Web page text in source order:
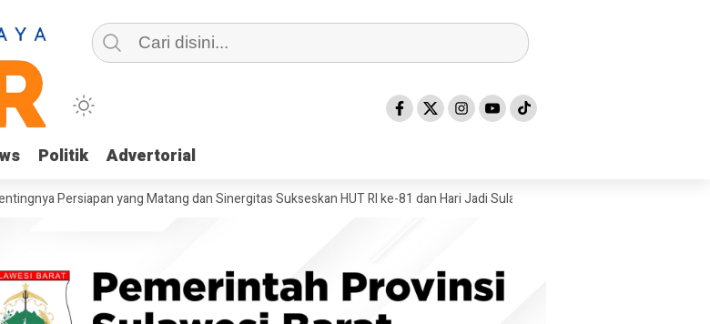
Politik Advertorial
Politik Advertorial
yang Matang dan Sinergitas Sukseskan HUT RI ke-81 dan Hari Jadi Sulawesi Barat ke-22